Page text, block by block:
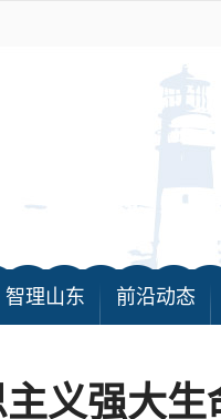
智理山东 前沿动态
义强大